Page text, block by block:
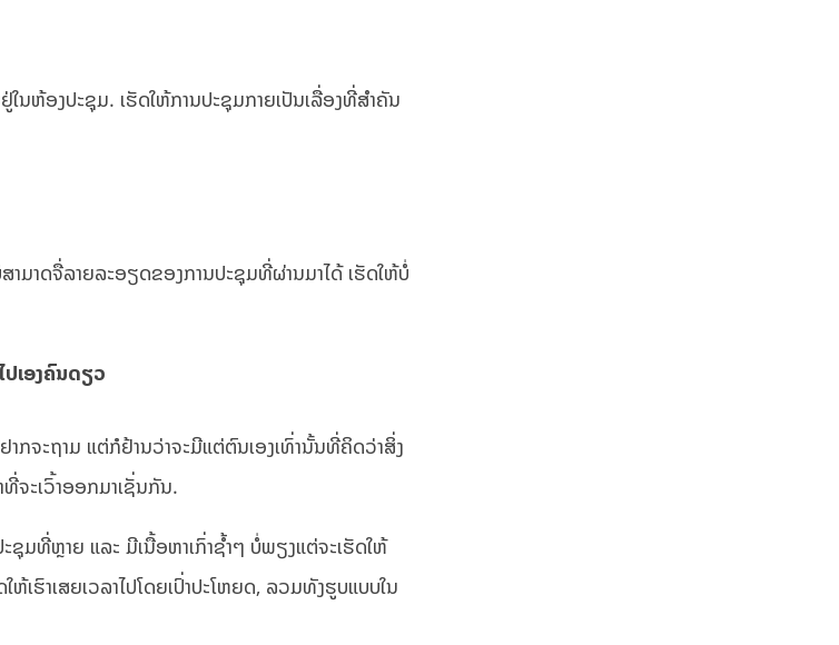
ນຫ້ອງປະຊຸມ. ເຮັດ​ໃຫ້​ການ​ປະຊຸມ​ກາຍ​ເປັນເລື່ອງທີ່​​ສຳຄັນ
ມາດຈື່ລາຍລະອຽດຂອງການປະຊຸມທີ່ຜ່ານມາໄດ້ ເຮັດໃຫ້ບໍ່
ເອງຄົນດຽວ
ກຈະຖາມ ແຕ່ກໍຢ້ານວ່າຈະມີແຕ່ຕົນເອງເທົ່ານັ້ນທີ່ຄິດວ່າສິ່ງ
ຈະເວົ້າອອກມາເຊັ່ນກັນ.
ຊຸມທີ່ຫຼາຍ ແລະ ມີເນື້ອຫາເກົ່າຊ້ຳໆ ບໍ່ພຽງແຕ່ຈະເຮັດໃຫ້
ຮົາເສຍເວລາໄປໂດຍເປົ່າປະໂຫຍດ, ລວມທັງຮູບແບບໃນ